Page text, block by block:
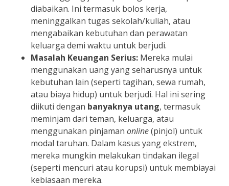
diabaikan. Ini termasuk bolos kerja,
meninggalkan tugas sekolah/kuliah, atau
mengabaikan kebutuhan dan perawatan
keluarga demi waktu untuk berjudi.
Masalah Keuangan Serius: Mereka mulai
menggunakan uang yang seharusnya untuk
kebutuhan lain (seperti tagihan, sewa rumah,
atau biaya hidup) untuk berjudi. Hal ini sering
diikuti dengan banyaknya utang, termasuk
meminjam dari teman, keluarga, atau
menggunakan pinjaman online(pinjol) untuk
modal taruhan. Dalam kasus yang ekstrem,
mereka mungkin melakukan tindakan ilegal
(seperti mencuri atau korupsi) untuk membiayai
kebiasaan mereka.